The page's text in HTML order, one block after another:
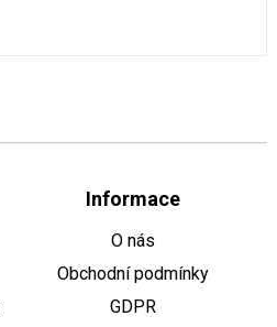
Informace
O nás
Obchodní podmínky
GDPR